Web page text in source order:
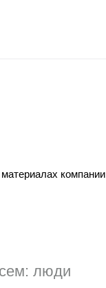
материалах компании
люди